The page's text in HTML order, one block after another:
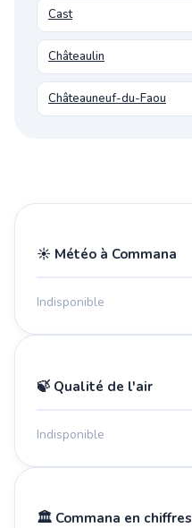
Cast
Châteaulin
Châteauneuf-du-Faou
☀️ Météo à Commana
Indisponible
🍃 Qualité de l'air
Indisponible
🏛️ Commana en chiffres